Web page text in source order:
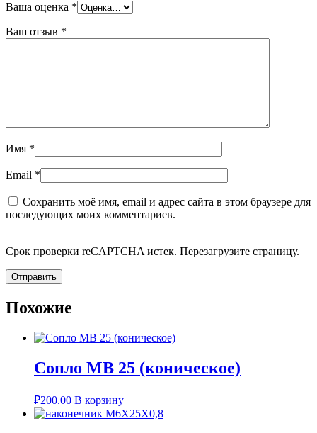
Ваша оценка *
Ваш отзыв *
Имя *
Email *
Сохранить моё имя, email и адрес сайта в этом браузере для
последующих моих комментариев.
Срок проверки reCAPTCHA истек. Перезагрузите страницу.
Похожие
Сопло MB 25 (коническое)
₽200.00 В корзину